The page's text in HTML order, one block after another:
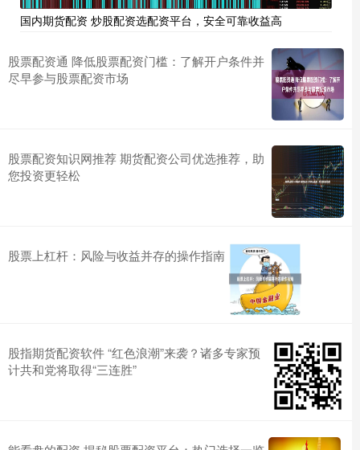
国内期货配资 炒股配资选配资平台，安全可靠收益高
股票配资通 降低股票配资门槛：了解开户条件并
尽早参与股票配资市场
股票配资知识网推荐 期货配资公司优选推荐，助
您投资更轻松
股票上杠杆：风险与收益并存的操作指南
股指期货配资软件 “红色浪潮”来袭？诸多专家预
计共和党将取得“三连胜”